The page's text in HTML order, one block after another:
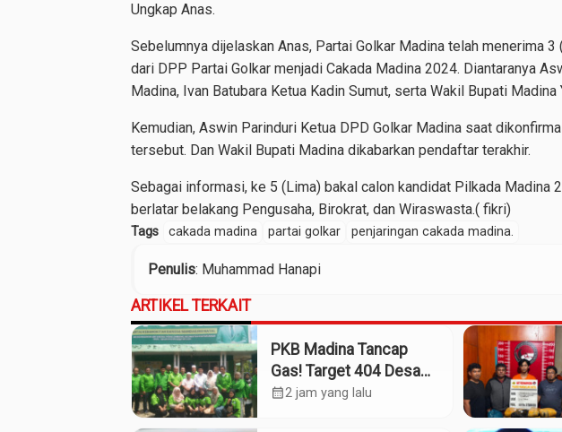
Ungkap Anas.
Sebelumnya dijelaskan Anas, Partai Golkar Madina telah menerima
dari DPP Partai Golkar menjadi Cakada Madina 2024. Diantaranya
Madina, Ivan Batubara Ketua Kadin Sumut, serta Wakil Bupati
Kemudian, Aswin Parinduri Ketua DPD Golkar Madina saat
tersebut. Dan Wakil Bupati Madina dikabarkan pendaftar terakhir.
Sebagai informasi, ke 5 (Lima) bakal calon kandidat Pilkada Madina
berlatar belakang Pengusaha, Birokrat, dan Wiraswasta.( fikri)
Tags cakada madina partai golkar penjaringan cakada madina.
Penulis: Muhammad Hanapi
ARTIKEL TERKAIT
PKB Madina Tancap
Gas! Target 404 Desa
Tuntas Desember,
calendar_month2 jam yang lalu